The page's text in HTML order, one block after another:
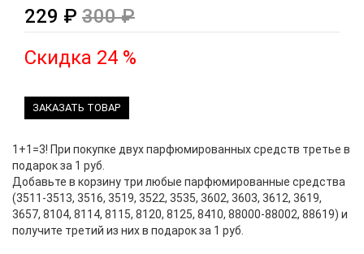
229 ₽ 300 ₽
Скидка 24 %
ЗАКАЗАТЬ ТОВАР
1+1=3! При покупке двух парфюмированных средств третье в
подарок за 1 руб.
Добавьте в корзину три любые парфюмированные средства
(3511-3513, 3516, 3519, 3522, 3535, 3602, 3603, 3612, 3619,
3657, 8104, 8114, 8115, 8120, 8125, 8410, 88000-88002, 88619) и
получите третий из них в подарок за 1 руб.